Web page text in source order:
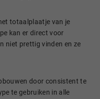
totaalplaatje van je
kan er direct voor
niet prettig vinden en ze
door consistent te
te gebruiken in alle